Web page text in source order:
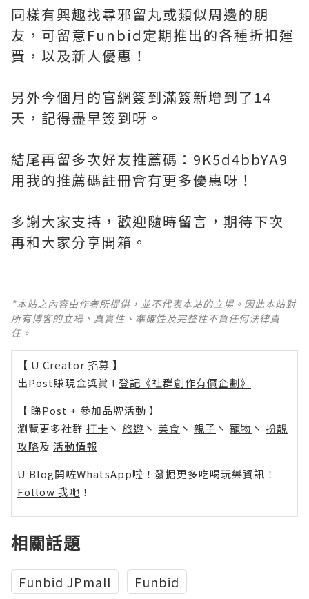
同樣有興趣找尋邪留丸或類似周邊的朋
友，可留意Funbid定期推出的各種折扣運
費，以及新人優惠！
另外今個月的官網簽到滿簽新增到了14
天，記得盡早簽到呀。
結尾再留多次好友推薦碼：9K5d4bbYA9
用我的推薦碼註冊會有更多優惠呀！
多謝大家支持，歡迎隨時留言，期待下次
再和大家分享開箱。
*本站之內容由作者所提供，並不代表本站的立場。因此本站對
所有博客的立場、真實性、準確性及完整性不負任何法律責
任。
【 U Creator 招募 】
出Post賺現金獎賞 l 登記《社群創作有價企劃》
【 睇Post + 參加品牌活動 】
瀏覽更多社群 打卡 丶 旅遊 丶 美食 丶 親子 丶 寵物 丶 扮靚
攻略及 活動情報
U Blog開咗WhatsApp啦！發掘更多吃喝玩樂資訊！
Follow 我哋 ！
相關話題
Funbid JPmall Funbid